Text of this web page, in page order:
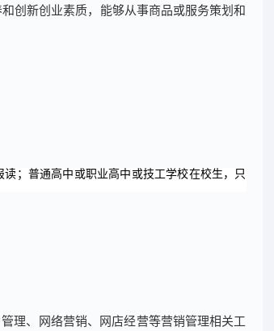
创新创业素质，能够从事商品或服务策划和
；普通高中或职业高中或技工学校在校生，只
理、网络营销、网店经营等营销管理相关工